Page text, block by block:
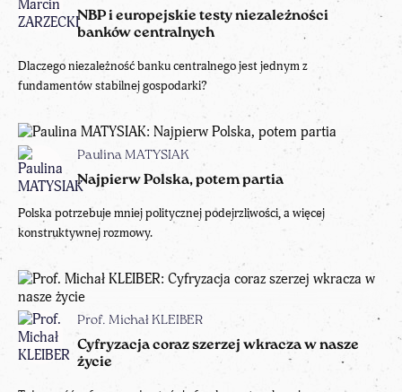
NBP i europejskie testy niezależności
banków centralnych
Dlaczego niezależność banku centralnego jest jednym z
fundamentów stabilnej gospodarki?
Paulina MATYSIAK
Najpierw Polska, potem partia
Polska potrzebuje mniej politycznej podejrzliwości, a więcej
konstruktywnej rozmowy.
Prof. Michał KLEIBER
Cyfryzacja coraz szerzej wkracza w nasze
życie